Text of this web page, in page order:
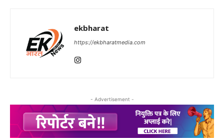
ekbharat
https://ekbharatmedia.com
- Advertisement -